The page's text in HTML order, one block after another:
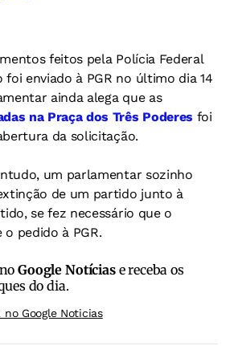
feitos pela Polícia Federal
foi enviado à PGR no último dia 14
ainda alega que as
na Praça dos Três Poderes foi
da solicitação.
um parlamentar sozinho
de um partido junto à
se fez necessário que o
pedido à PGR.
noGoogle Notíciase receba os
do dia.
no Google Noticias